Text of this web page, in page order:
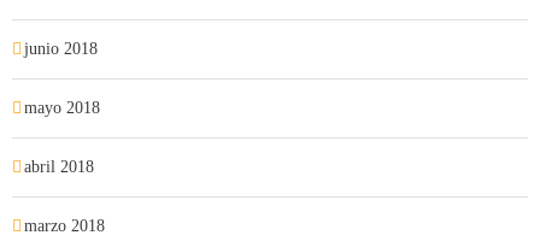
junio 2018
mayo 2018
abril 2018
marzo 2018